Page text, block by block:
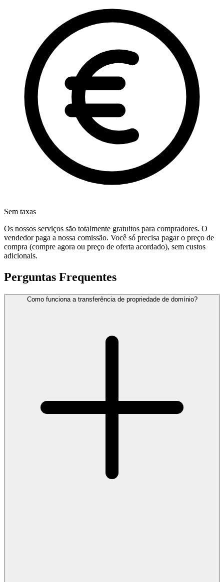
Sem taxas
Os nossos serviços são totalmente gratuitos para compradores. O
vendedor paga a nossa comissão. Você só precisa pagar o preço de
compra (compre agora ou preço de oferta acordado), sem custos
adicionais.
Perguntas Frequentes
Como funciona a transferência de propriedade de domínio?